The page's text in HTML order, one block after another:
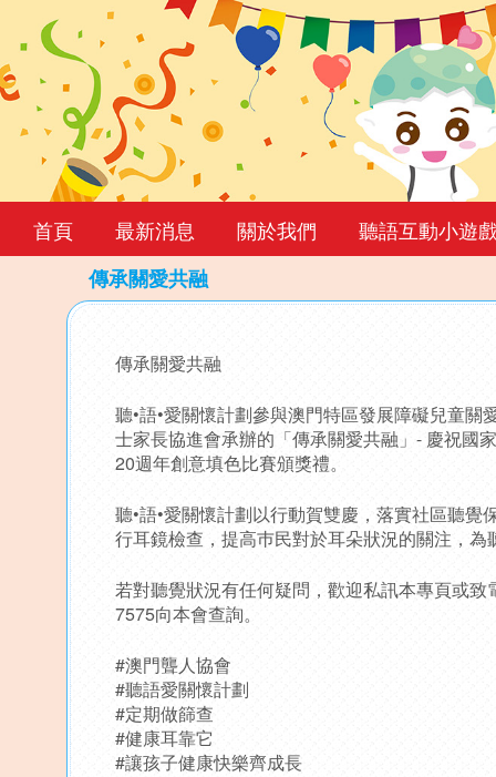
首頁 最新消息 關於我們
聽語互動小遊
傳承關愛共融
to
傳承關愛共融
聽•語•愛關懷計劃參與澳門特區發展障礙兒童關
士家長協進會承辦的「傳承關愛共融」- 慶祝國
20週年創意填色比賽頒獎禮。
聽•語•愛關懷計劃以行動賀雙慶，落實社區聽覺
行耳鏡檢查，提高巿民對於耳朵狀況的關注，為
若對聽覺狀況有任何疑問，歡迎私訊本專頁或
7575向本會查詢。
#澳門聾人協會
#聽語愛關懷計劃
#定期做篩查
#健康耳靠它
#讓孩子健康快樂齊成長